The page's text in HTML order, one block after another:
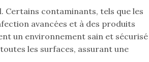
Certains contaminants, tels que les
avancées et à des produits
un environnement sain et sécurisé
les surfaces, assurant une